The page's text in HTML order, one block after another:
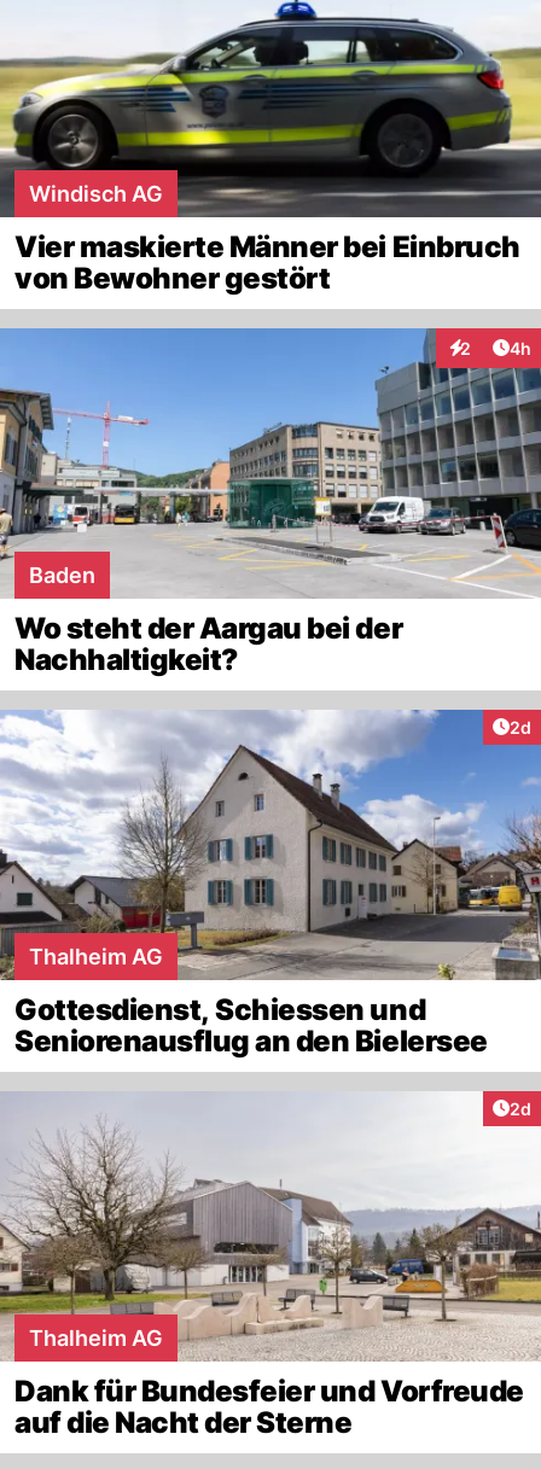
Windisch AG
Vier maskierte Männer bei Einbruch
von Bewohner gestört
2 4h
Baden
Wo steht der Aargau bei der
Nachhaltigkeit?
2d
Thalheim AG
Gottesdienst, Schiessen und
Seniorenausflug an den Bielersee
2d
Thalheim AG
Dank für Bundesfeier und Vorfreude
auf die Nacht der Sterne